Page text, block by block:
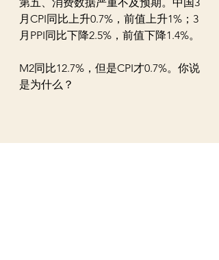
月CPI同比上升0.7%，前值上升1%；3
月PPI同比下降2.5%，前值下降1.4%。
M2同比12.7%，但是CPI才0.7%。你说
是为什么？